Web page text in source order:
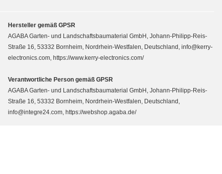
Hersteller gemäß GPSR
AGABA Garten- und Landschaftsbaumaterial GmbH, Johann-Philipp-Reis-
Straße 16, 53332 Bornheim, Nordrhein-Westfalen, Deutschland, info@kerry-
electronics.com, https://www.kerry-electronics.com/
Verantwortliche Person gemäß GPSR
AGABA Garten- und Landschaftsbaumaterial GmbH, Johann-Philipp-Reis-
Straße 16, 53332 Bornheim, Nordrhein-Westfalen, Deutschland,
info@integre24.com, https://webshop.agaba.de/